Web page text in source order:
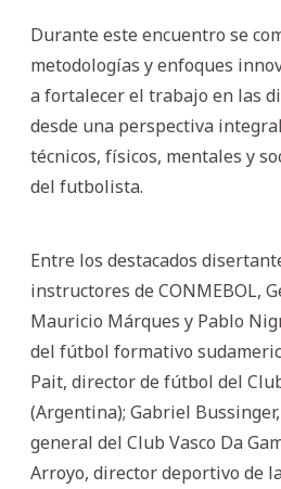
Durante este encuentro se
metodologías y enfoques
a fortalecer el trabajo en las
desde una perspectiva
técnicos, físicos, mentales y
del futbolista.
Entre los destacados
instructores de CONMEBOL,
Mauricio Márques y Pablo
del fútbol formativo
Pait, director de fútbol del
(Argentina); Gabriel
general del Club Vasco Da
Arroyo, director deportivo de